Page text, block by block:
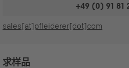
+49 (0) 91 81
sales[at]pfleiderer[dot]com
求样品